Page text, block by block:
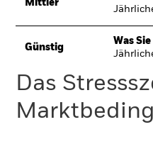
Mittler
Günstig
Was
Das